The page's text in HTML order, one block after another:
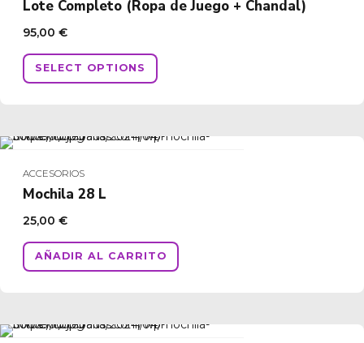
se
producto
Lote Completo (Ropa de Juego + Chandal)
95,00 €
SELECT OPTIONS
ACCESORIOS
Mochila 28 L
25,00 €
AÑADIR AL CARRITO